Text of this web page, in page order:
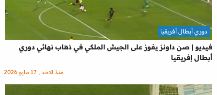
فيديو | صن داونز يفوز على الجيش الملكي في ذهاب نهائي دوري
أبطال إفريقيا
دوري أبطال أفريقيا
منذ الاحد , 17 مايو 2026